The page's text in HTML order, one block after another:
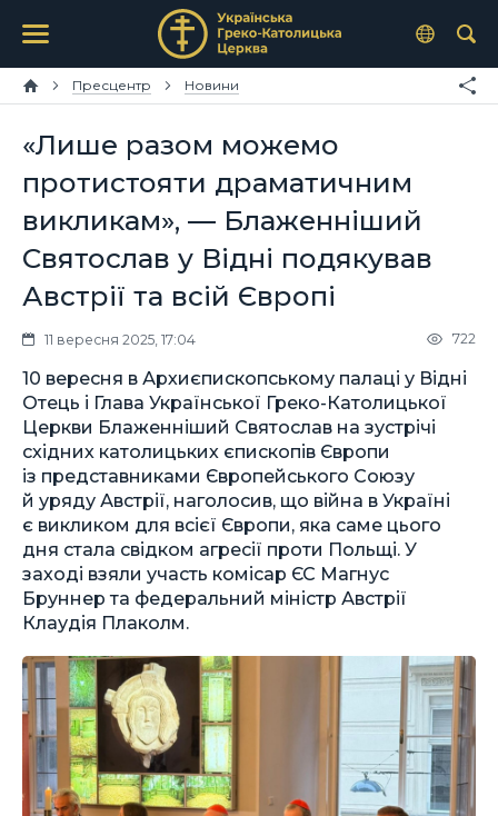
Пресцентр Новини
«Лише разом можемо
протистояти драматичним
викликам», — Блаженніший
Святослав у Відні подякував
Австрії та всій Європі
11 вересня 2025, 17:04 722
10 вересня в Архиєпископському палаці у Відні
Отець і Глава Української Греко-Католицької
Церкви Блаженніший Святослав на зустрічі
східних католицьких єпископів Європи
із представниками Європейського Союзу
й уряду Австрії, наголосив, що війна в Україні
є викликом для всієї Європи, яка саме цього
дня стала свідком агресії проти Польщі. У
заході взяли участь комісар ЄС Магнус
Бруннер та федеральний міністр Австрії
Клаудія Плаколм.